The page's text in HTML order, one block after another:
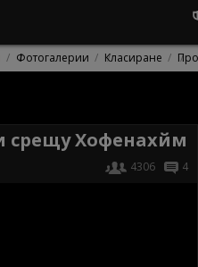
Фотогалерии Класиране
срещу Хофенахйм
4306 4